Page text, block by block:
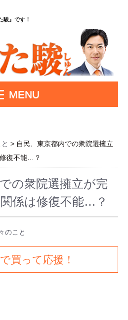
』です！
MENU
> 自民、東京都内での衆院選擁立
復不能…？
の衆院選擁立が完
係は修復不能…？
のこと
買って応援！